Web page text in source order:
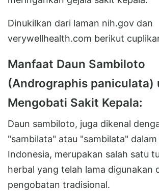
Dinukilkan dari laman nih.gov dan
verywellhealth.com berikut
Manfaat Daun Sambiloto
(Andrographis paniculata)
Mengobati Sakit Kepala:
Daun sambiloto, juga dikenal
"sambilata" atau "sambilata" dalam
Indonesia, merupakan salah satu
herbal yang telah lama digunakan
pengobatan tradisional.